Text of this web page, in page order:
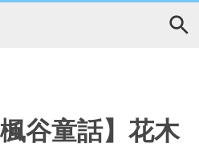
谷童話】花木